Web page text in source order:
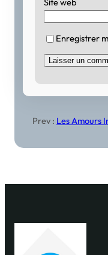
Enregistrer
Prev : Les Amours